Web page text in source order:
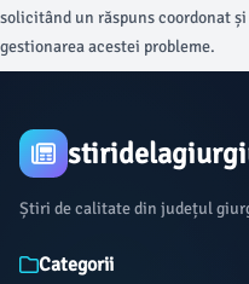
solicitând un răspuns coordonat
gestionarea acestei probleme.
Știri de calitate din județul
Categorii